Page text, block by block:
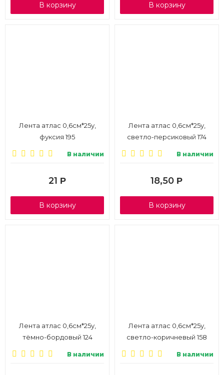
В корзину В корзину
Лента атлас 0,6см*25у,
фуксия 195
В наличии
21 Р
В корзину
Лента атлас 0,6см*25у,
светло-персиковый 174
В наличии
18,50 Р
В корзину
Лента атлас 0,6см*25у,
тёмно-бордовый 124
В наличии
Лента атлас 0,6см*25у,
светло-коричневый 158
В наличии